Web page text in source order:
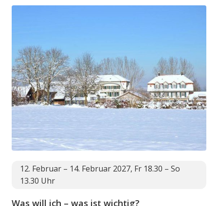
12. Februar – 14. Februar 2027, Fr 18.30 – So
13.30 Uhr
Was will ich – was ist wichtig?